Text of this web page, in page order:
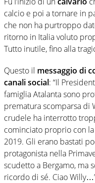
calcio e poi a tornare in
che non ha purtroppo
ritorno in Italia voluto
Tutto inutile, fino alla
Questo il messaggio di
canali social: “Il
famiglia Atalanta sono
prematura scomparsa di
crudele ha interrotto
cominciato proprio con
2019. Gli erano bastati
protagonista nella
scudetto a Bergamo, ma
ricordo di sé. Ciao